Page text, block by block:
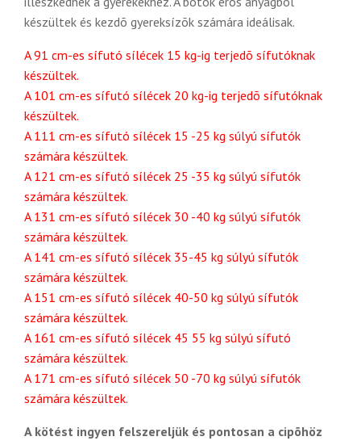
készültek és kezdõ gyereksízõk számára ideálisak.
A 91 cm-es sífutó sílécek 15 kg-ig terjedõ sífutóknak
készültek.
A 101 cm-es sífutó sílécek 20 kg-ig terjedõ sífutóknak
készültek.
A 111 cm-es sífutó sílécek 15 -25 kg súlyú sífutók
számára készültek.
A 121 cm-es sífutó sílécek 25 -35 kg súlyú sífutók
számára készültek.
A 131 cm-es sífutó sílécek 30 -40 kg súlyú sífutók
számára készültek.
A 141 cm-es sífutó sílécek 35-45 kg súlyú sífutók
számára készültek.
A 151 cm-es sífutó sílécek 40-50 kg súlyú sífutók
számára készültek.
A 161 cm-es sífutó sílécek 45 55 kg súlyú sífutó
számára készültek.
A 171 cm-es sífutó sílécek 50 -70 kg súlyú sífutók
számára készültek.
A kötést ingyen felszereljük és pontosan a cipõhöz